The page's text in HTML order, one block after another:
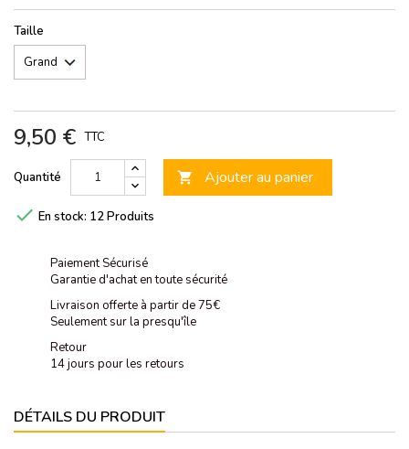
Taille
9,50 € TTC
Quantité  Ajouter au panier
 En stock: 12 Produits
Paiement Sécurisé
Garantie d'achat en toute sécurité
Livraison offerte à partir de 75€
Seulement sur la presqu'île
Retour
14 jours pour les retours
DÉTAILS DU PRODUIT